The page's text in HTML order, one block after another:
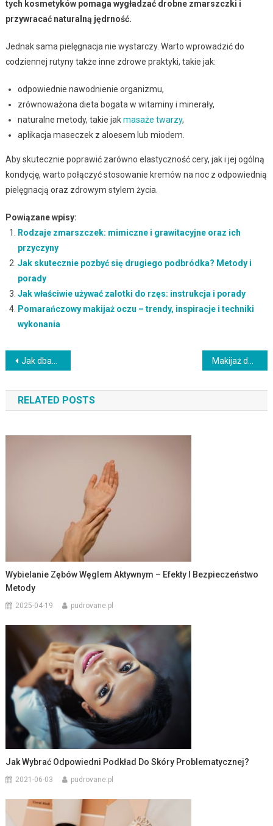
tych kosmetyków pomaga wygładzać drobne zmarszczki i
przywracać naturalną jędrność.
Jednak sama pielęgnacja nie wystarczy. Warto wprowadzić do
codziennej rutyny także inne zdrowe praktyki, takie jak:
odpowiednie nawodnienie organizmu,
zrównoważona dieta bogata w witaminy i minerały,
naturalne metody, takie jakmasaże twarzy,
aplikacja maseczek z aloesem lub miodem.
Aby skutecznie poprawić zarówno elastyczność cery, jak i jej ogólną
kondycję, warto połączyć stosowanie kremów na noc z odpowiednią
pielęgnacją oraz zdrowym stylem życia.
Powiązane wpisy:
Rodzaje zmarszczek: mimiczne i grawitacyjne oraz ich
przyczyny
Jak skutecznie pozbyć się drugiego podbródka? Metody i
porady
Jak właściwie używać zalotki do rzęs: instrukcja i porady
Pomarańczowy makijaż oczu – trendy, inspiracje i techniki
wykonania
Nawigacja
wpisu
Jak dbać o zniszczone paznokcie po hybrydzie? Kluczowe zasady pielęgnacji
RELATED POSTS
Wybielanie Zębów Węglem Aktywnym – Efekty I Bezpieczeństwo
Metody
2025-04-19 pudrovane.pl
Jak Wybrać Odpowiedni Podkład Do Skóry Problematycznej?
2021-06-03 pudrovane.pl